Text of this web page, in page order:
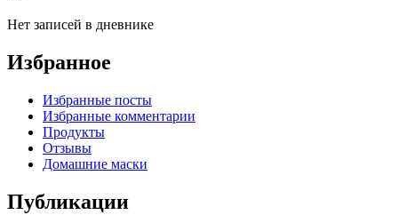
Нет записей в дневнике
Избранное
Избранные посты
Избранные комментарии
Продукты
Отзывы
Домашние маски
Публикации